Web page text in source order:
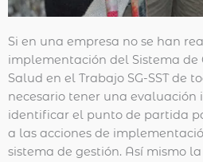
Si en una empresa no se han
implementación del Sistema de
Salud en el Trabajo SG-SST de
necesario tener una
identificar el punto de partida
a las acciones de
sistema de gestión. Así mismo